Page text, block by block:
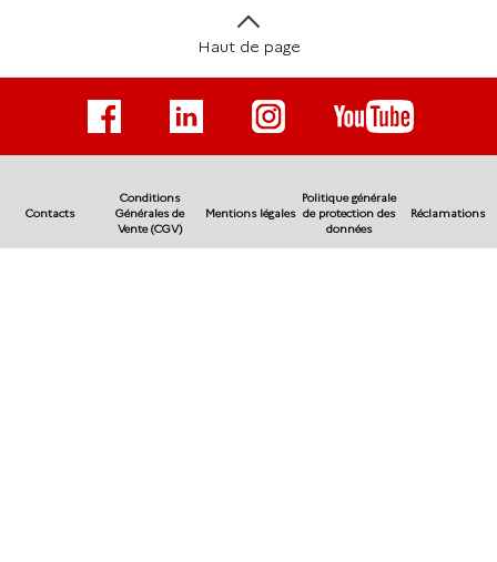
Haut de page
Contacts
Conditions
Générales de
Vente (CGV)
Mentions légales
Politique générale
de protection des
données
Réclamations